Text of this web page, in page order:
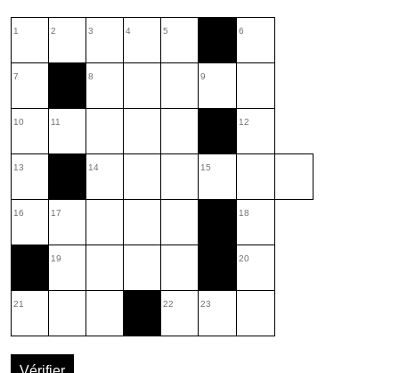
1 2 3 4 5 6
7 8 9
10 11 12
13 14 15
16 17 18
19 20
21 22 23